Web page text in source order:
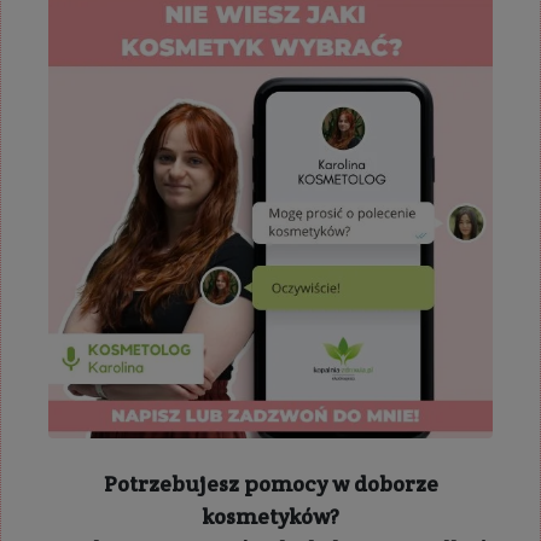
Potrzebujesz pomocy w doborze
kosmetyków?